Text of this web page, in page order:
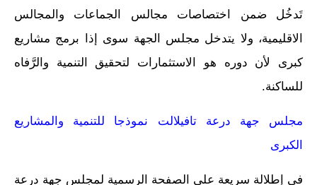
تَدخُل ضمن اختصاصات مجالس الجماعات والمجالس
الاقليمية، ولا يتدخل مجلس الجهة سوى إذا برمج مشاريع
كبرى لأن دوره هو الاستثمارات لتحقيق التنمية والرَّفاه
للساكنة.
مجلس جهة درعة تافيلالت نموذجا للتنمية والمشاريع
الكبرى
في إطلالة سريعة على الصفحة الرسمية لمجلس جهة درعة